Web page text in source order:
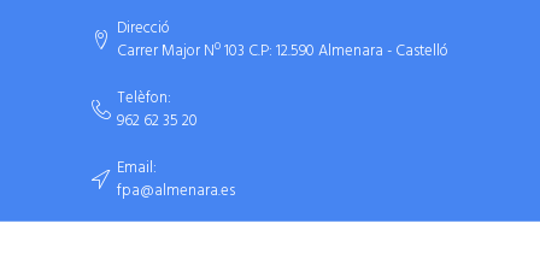
Direcció
Carrer Major Nº 103 C.P: 12.590 Almenara - Castelló
Telèfon:
962 62 35 20
Email:
fpa@almenara.es